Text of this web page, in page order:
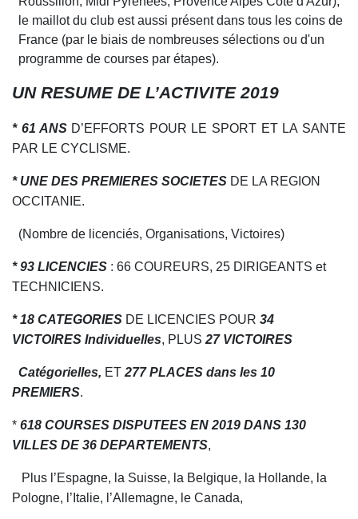
le maillot du club est aussi présent dans tous les coins de
France (par le biais de nombreuses sélections ou d'un
programme de courses par étapes).
UN RESUME DE L’ACTIVITE 2019
* 61 ANS D’EFFORTS POUR LE SPORT ET LA SANTE
PAR LE CYCLISME.
* UNE DES PREMIERES SOCIETES DE LA REGION
OCCITANIE.
(Nombre de licenciés, Organisations, Victoires)
* 93 LICENCIES : 66 COUREURS, 25 DIRIGEANTS et
TECHNICIENS.
* 18 CATEGORIES DE LICENCIES POUR 34
VICTOIRES Individuelles, PLUS 27 VICTOIRES
Catégorielles, ET 277 PLACES dans les 10
PREMIERS.
* 618 COURSES DISPUTEES EN 2019 DANS 130
VILLES DE 36 DEPARTEMENTS,
Plus l’Espagne, la Suisse, la Belgique, la Hollande, la
Pologne, l’Italie, l’Allemagne, le Canada,